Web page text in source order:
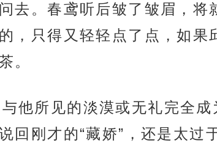
去。春鸢听后皱了皱眉，将
，只得又轻轻点了点，如果
。
他所见的淡漠或无礼完全成
回刚才的“藏娇”，还是太过